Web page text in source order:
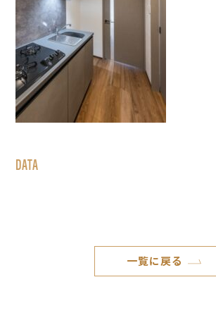
DATA
一覧に戻る